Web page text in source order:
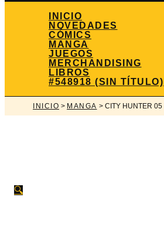
INICIO
NOVEDADES
CÓMICS
MANGA
JUEGOS
MERCHANDISING
LIBROS
#548918 (SIN TÍTULO)
INICIO > MANGA > CITY HUNTER 05
🔍